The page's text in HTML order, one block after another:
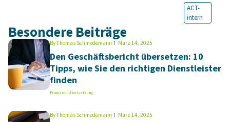
ACT-
intern
Besondere Beiträge
ByThomas Schmedemann März 14, 2025
Den Geschäftsbericht übersetzen: 10
Tipps, wie Sie den richtigen Dienstleister
finden
Finanzen, Übersetzung
ByThomas Schmedemann März 14, 2025